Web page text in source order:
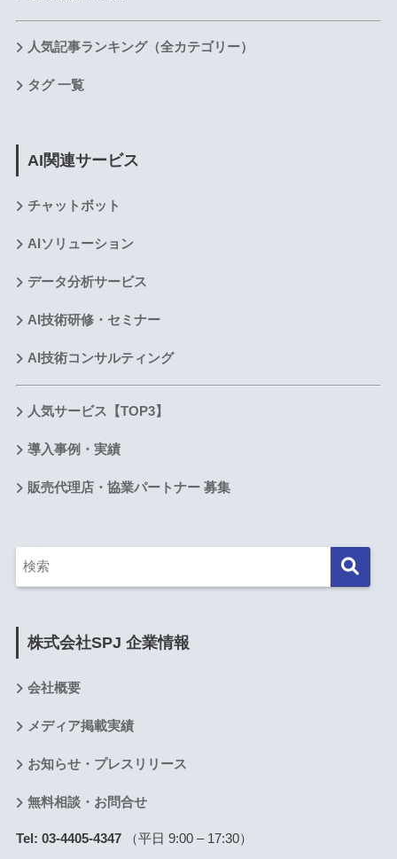
人気記事ランキング（全カテゴリー）
タグ 一覧
AI関連サービス
チャットボット
AIソリューション
データ分析サービス
AI技術研修・セミナー
AI技術コンサルティング
人気サービス【TOP3】
導入事例・実績
販売代理店・協業パートナー 募集
株式会社SPJ 企業情報
会社概要
メディア掲載実績
お知らせ・プレスリリース
無料相談・お問合せ
Tel: 03-4405-4347（平日 9:00 – 17:30）